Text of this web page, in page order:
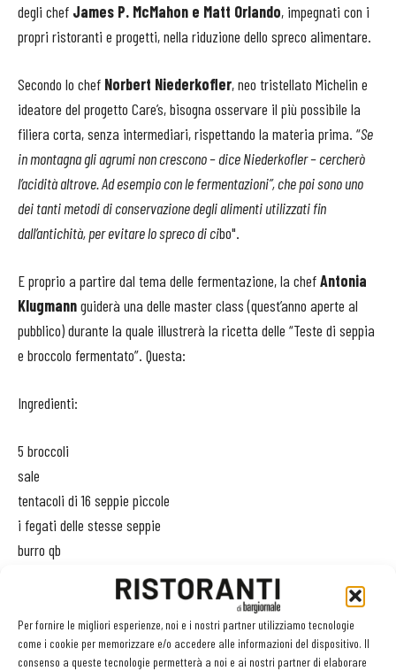
Per fornire le migliori esperienze, noi e i nostri partner utilizziamo tecnologie
come i cookie per memorizzare e/o accedere alle informazioni del dispositivo. Il
consenso a queste tecnologie permetterà a noi e ai nostri partner di elaborare
degli chef James P. McMahon e Matt Orlando, impegnati con i
propri ristoranti e progetti, nella riduzione dello spreco alimentare.
Secondo lo chef Norbert Niederkofler, neo tristellato Michelin e
ideatore del progetto Care’s, bisogna osservare il più possibile la
filiera corta, senza intermediari, rispettando la materia prima. “Se
in montagna gli agrumi non crescono – dice Niederkofler – cercherò
l’acidità altrove. Ad esempio con le fermentazioni”, che poi sono uno
dei tanti metodi di conservazione degli alimenti utilizzati fin
dall’antichità, per evitare lo spreco di cibo".
E proprio a partire dal tema delle fermentazione, la chefAntonia
Klugmannguiderà una delle master class (quest’anno aperte al
pubblico) durante la quale illustrerà la ricetta delle “Teste di seppia
e broccolo fermentato”. Questa:
Ingredienti:
5 broccoli
sale
tentacoli di 16 seppie piccole
i fegati delle stesse seppie
burro qb
pepe macinato
2 foglie alloro